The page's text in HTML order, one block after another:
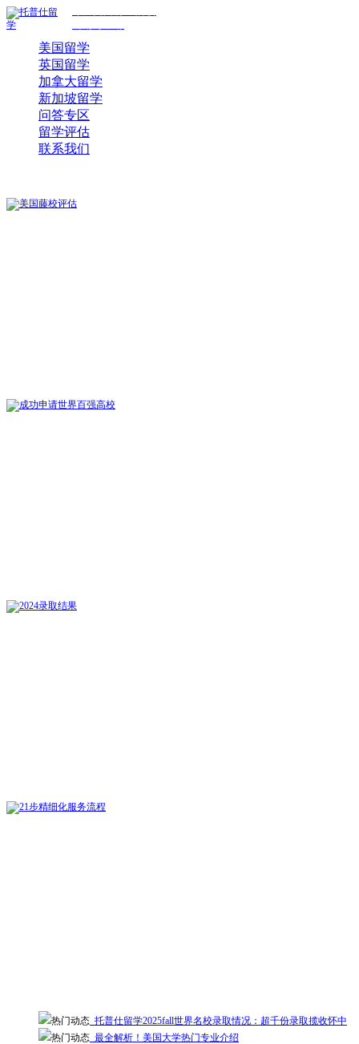
美国留学
英国留学
加拿大留学
新加坡留学
问答专区
留学评估
联系我们
热门动态 托普仕留学2025fall世界名校录取情况：超千份录取揽收怀中
热门动态 最全解析！美国大学热门专业介绍